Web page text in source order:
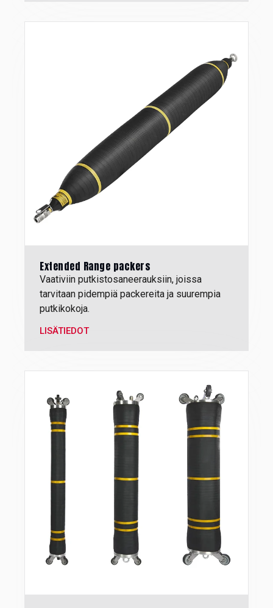
Extended Range packers
Vaativiin putkistosaneerauksiin, joissa
tarvitaan pidempiä packereita ja suurempia
putkikokoja.
LISÄTIEDOT